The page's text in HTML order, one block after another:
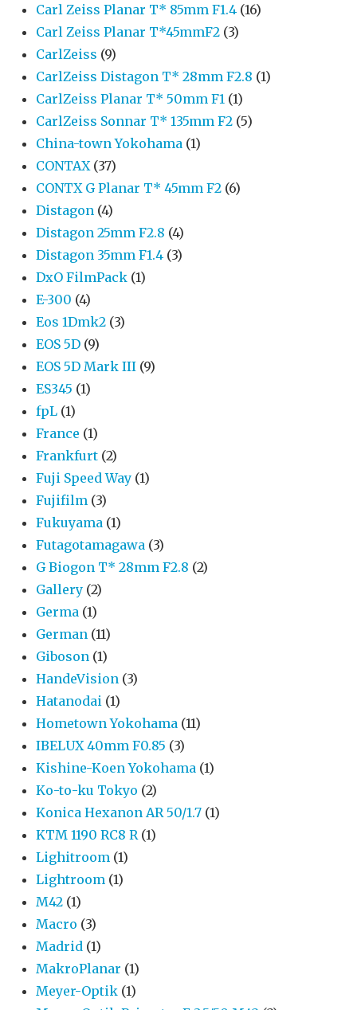
Carl Zeiss Planar T* 85mm F1.4 (16)
Carl Zeiss Planar T*45mmF2 (3)
CarlZeiss (9)
CarlZeiss Distagon T* 28mm F2.8 (1)
CarlZeiss Planar T* 50mm F1 (1)
CarlZeiss Sonnar T* 135mm F2 (5)
China-town Yokohama (1)
CONTAX (37)
CONTX G Planar T* 45mm F2 (6)
Distagon (4)
Distagon 25mm F2.8 (4)
Distagon 35mm F1.4 (3)
DxO FilmPack (1)
E-300 (4)
Eos 1Dmk2 (3)
EOS 5D (9)
EOS 5D Mark III (9)
ES345 (1)
fpL (1)
France (1)
Frankfurt (2)
Fuji Speed Way (1)
Fujifilm (3)
Fukuyama (1)
Futagotamagawa (3)
G Biogon T* 28mm F2.8 (2)
Gallery (2)
Germa (1)
German (11)
Giboson (1)
HandeVision (3)
Hatanodai (1)
Hometown Yokohama (11)
IBELUX 40mm F0.85 (3)
Kishine-Koen Yokohama (1)
Ko-to-ku Tokyo (2)
Konica Hexanon AR 50/1.7 (1)
KTM 1190 RC8 R (1)
Lighitroom (1)
Lightroom (1)
M42 (1)
Macro (3)
Madrid (1)
MakroPlanar (1)
Meyer-Optik (1)